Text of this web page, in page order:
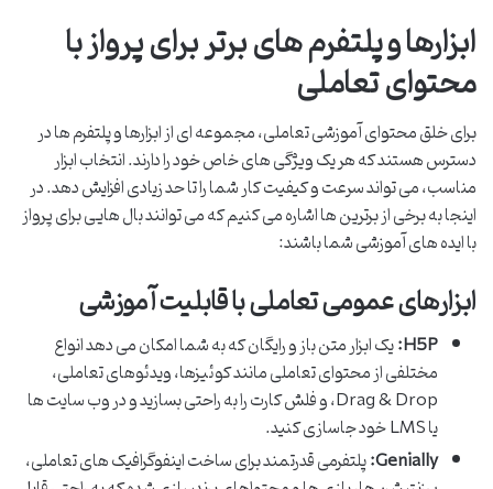
ابزارها و پلتفرم های برتر برای پرواز با
محتوای تعاملی
برای خلق محتوای آموزشی تعاملی، مجموعه ای از ابزارها و پلتفرم ها در
دسترس هستند که هر یک ویژگی های خاص خود را دارند. انتخاب ابزار
مناسب، می تواند سرعت و کیفیت کار شما را تا حد زیادی افزایش دهد. در
اینجا به برخی از برترین ها اشاره می کنیم که می توانند بال هایی برای پرواز
با ایده های آموزشی شما باشند:
ابزارهای عمومی تعاملی با قابلیت آموزشی
H5P: یک ابزار متن باز و رایگان که به شما امکان می دهد انواع
مختلفی از محتوای تعاملی مانند کوئیزها، ویدئوهای تعاملی،
Drag & Drop، و فلش کارت را به راحتی بسازید و در وب سایت ها
یا LMS خود جاسازی کنید.
Genially: پلتفرمی قدرتمند برای ساخت اینفوگرافیک های تعاملی،